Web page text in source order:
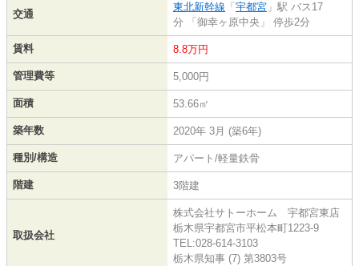
交通
東北新幹線 「 宇都宮 」駅 バス17
分 「御幸ヶ原中央」 停歩2分
賃料 8.8万円
管理費等 5,000円
面積 53.66㎡
築年数 2020年 3月 (築6年)
種別/構造 アパート/軽量鉄骨
階建 3階建
取扱会社
株式会社サトーホーム 宇都宮東店
栃木県宇都宮市平松本町1223-9
TEL:028-614-3103
栃木県知事 (7) 第3803号